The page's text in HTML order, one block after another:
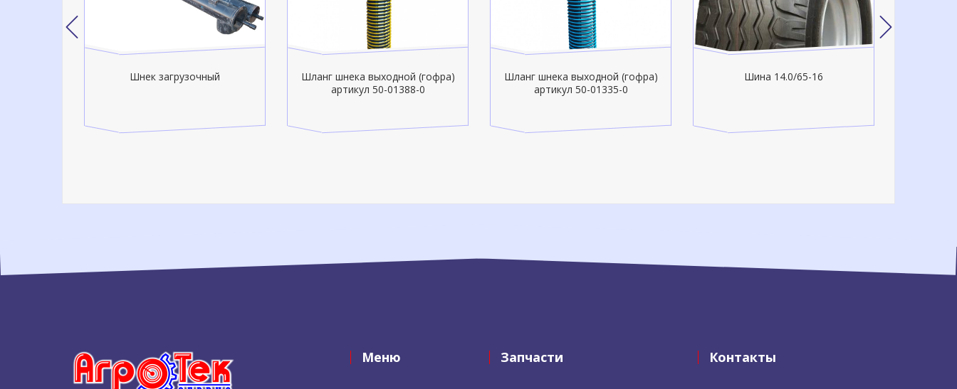
Шнек загрузочный
Шланг шнека выходной (гофра)
артикул 50-01388-0
Шланг шнека выходной (гофра)
артикул 50-01335-0
Шина 14.0/65-16
Меню Запчасти Контакты